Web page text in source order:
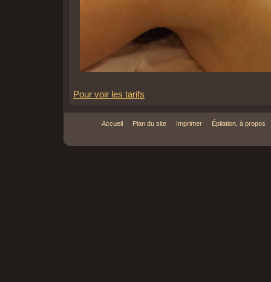
Pour voir les tarifs
Accueil Plan du site Imprimer Épilation, à propos